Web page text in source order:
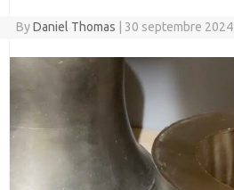
ByDaniel Thomas 30 septembre 2024